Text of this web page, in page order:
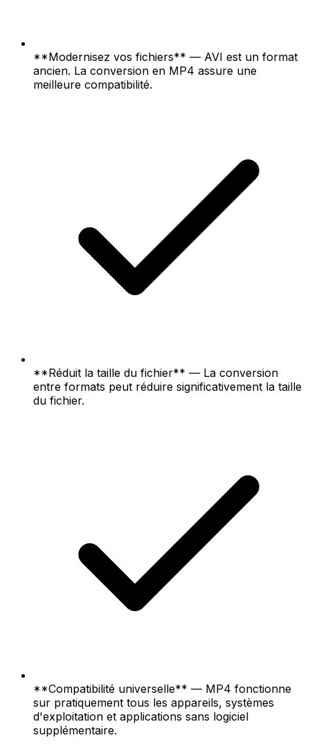
**Modernisez vos fichiers** — AVI est un format
ancien. La conversion en MP4 assure une
meilleure compatibilité.
**Réduit la taille du fichier** — La conversion
entre formats peut réduire significativement la taille
du fichier.
**Compatibilité universelle** — MP4 fonctionne
sur pratiquement tous les appareils, systèmes
d'exploitation et applications sans logiciel
supplémentaire.